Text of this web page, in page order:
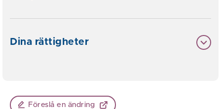
Dina rättigheter
Föreslå en ändring